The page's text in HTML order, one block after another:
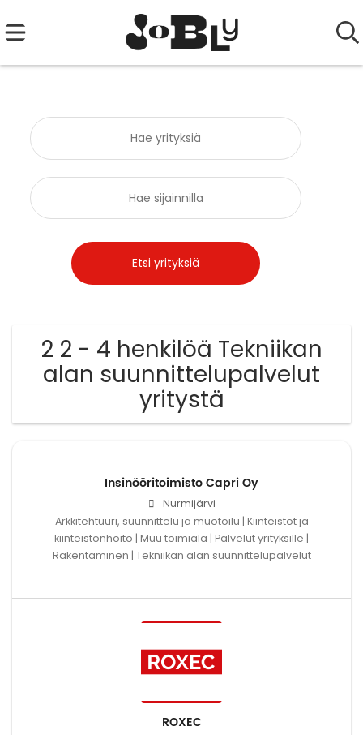
2 2 - 4 henkilöä Tekniikan
alan suunnittelupalvelut
yritystä
Insinööritoimisto Capri Oy
Nurmijärvi
Arkkitehtuuri, suunnittelu ja muotoilu | Kiinteistöt ja
kiinteistönhoito | Muu toimiala | Palvelut yrityksille |
Rakentaminen | Tekniikan alan suunnittelupalvelut
ROXEC